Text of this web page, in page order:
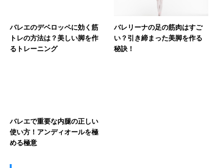
バレエのデベロッペに効く筋
トレの方法は？美しい脚を作
るトレーニング
バレリーナの足の筋肉はすご
い？引き締まった美脚を作る
秘訣！
バレエで重要な内腿の正しい
使い方！アンディオールを極
める極意